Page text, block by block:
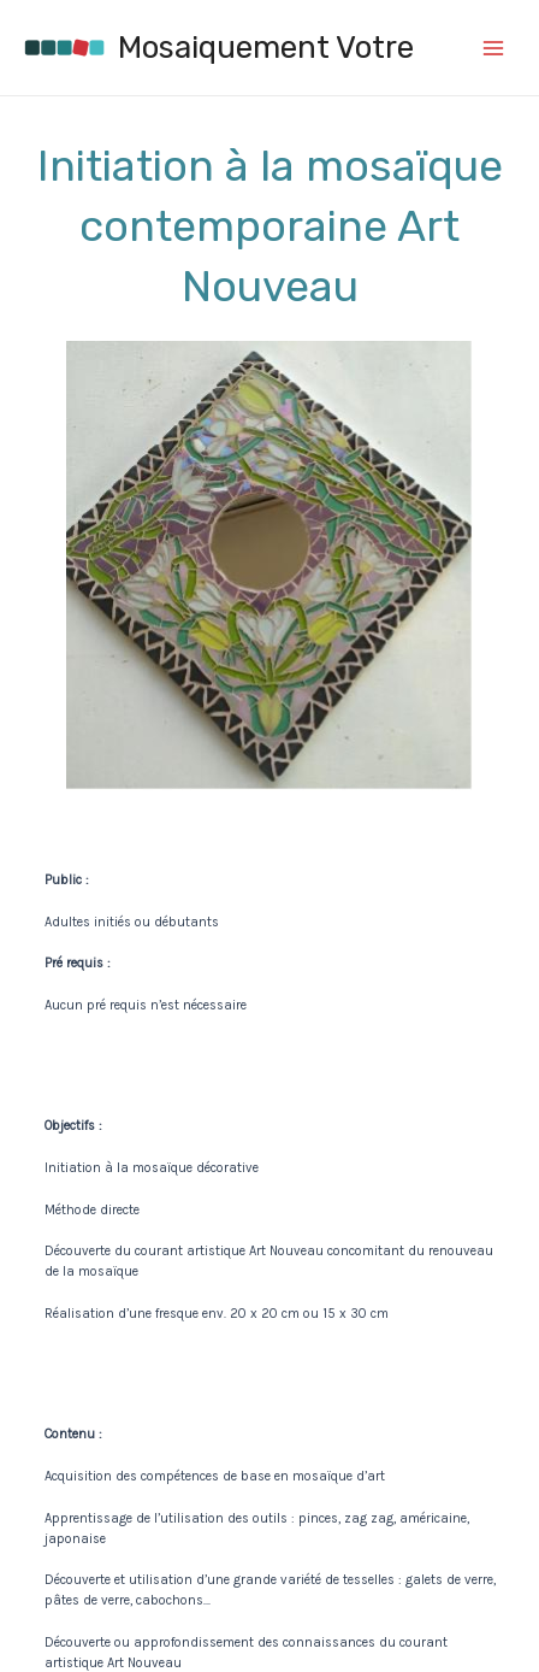
contenu
Mosaiquement Votre
Main
Initiation à la mosaïque
contemporaine Art
Nouveau
Public :
Adultes initiés ou débutants
Pré requis :
Aucun pré requis n’est nécessaire
Objectifs :
Initiation à la mosaïque décorative
Méthode directe
Découverte du courant artistique Art Nouveau concomitant du renouveau
de la mosaïque
Réalisation d’une fresque env. 20 x 20 cm ou 15 x 30 cm
Contenu :
Acquisition des compétences de base en mosaïque d’art
Apprentissage de l’utilisation des outils : pinces, zag zag, américaine,
japonaise
Découverte et utilisation d’une grande variété de tesselles : galets de verre,
pâtes de verre, cabochons…
Découverte ou approfondissement des connaissances du courant
artistique Art Nouveau